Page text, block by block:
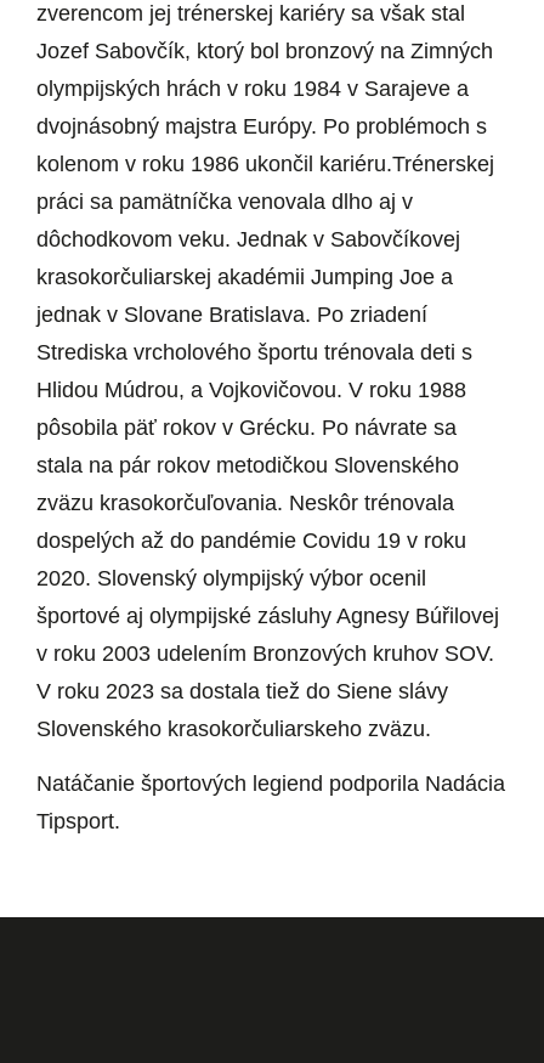
zverencom jej trénerskej kariéry sa však stal
Jozef Sabovčík, ktorý bol bronzový na Zimných
olympijských hrách v roku 1984 v Sarajeve a
dvojnásobný majstra Európy. Po problémoch s
kolenom v roku 1986 ukončil kariéru.Trénerskej
práci sa pamätníčka venovala dlho aj v
dôchodkovom veku. Jednak v Sabovčíkovej
krasokorčuliarskej akadémii Jumping Joe a
jednak v Slovane Bratislava. Po zriadení
Strediska vrcholového športu trénovala deti s
Hlidou Múdrou, a Vojkovičovou. V roku 1988
pôsobila päť rokov v Grécku. Po návrate sa
stala na pár rokov metodičkou Slovenského
zväzu krasokorčuľovania. Neskôr trénovala
dospelých až do pandémie Covidu 19 v roku
2020. Slovenský olympijský výbor ocenil
športové aj olympijské zásluhy Agnesy Búřilovej
v roku 2003 udelením Bronzových kruhov SOV.
V roku 2023 sa dostala tiež do Siene slávy
Slovenského krasokorčuliarskeho zväzu.
Natáčanie športových legiend podporila Nadácia
Tipsport.